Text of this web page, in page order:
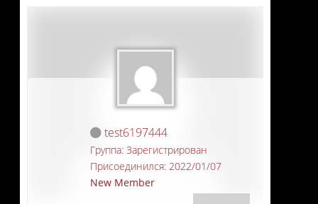
test6197444
Группа: Зарегистрирован
Присоединился: 2022/01/07
New Member